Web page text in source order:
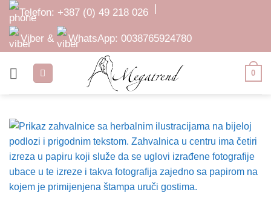
Skip
content
Telefon: +387 (0) 49 218 026 |
Viber & WhatsApp: 0038765924780
0